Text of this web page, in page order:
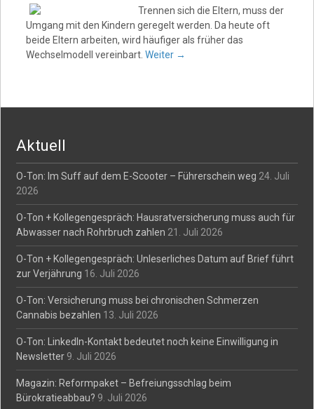
Trennen sich die Eltern, muss der
Umgang mit den Kindern geregelt werden. Da heute oft
beide Eltern arbeiten, wird häufiger als früher das
Wechselmodell vereinbart. Weiter →
Aktuell
O-Ton: Im Suff auf dem E-Scooter – Führerschein weg 24. Juli
2026
O-Ton + Kollegengespräch: Hausratversicherung muss auch für
Abwasser nach Rohrbruch zahlen 21. Juli 2026
O-Ton + Kollegengespräch: Unleserliches Datum auf Brief führt
zur Verjährung 16. Juli 2026
O-Ton: Versicherung muss bei chronischen Schmerzen
Cannabis bezahlen 13. Juli 2026
O-Ton: LinkedIn-Kontakt bedeutet noch keine Einwilligung in
Newsletter 9. Juli 2026
Magazin: Reformpaket – Befreiungsschlag beim
Bürokratieabbau? 9. Juli 2026